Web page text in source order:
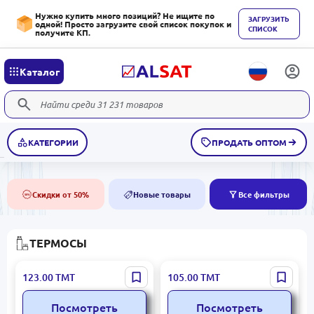
Нужно купить много позиций? Не ищите по
одной! Просто загрузите свой список покупок и
получите КП.
ЗАГРУЗИТЬ
СПИСОК
Каталог
КАТЕГОРИИ ПРОДАТЬ ОПТОМ
50% Скидки от 50% NEW Новые товары Все фильтры
ТЕРМОСЫ
DayDays 2888C-10 |
Вакуумный термос-
кувшин 1,0 л горячее/
холодное нержавеющая
123.00ТМТ
Посмотреть
Little Ding HXA-2311-1 |
Вакуумный термос 1,0 л
нержавеющая сталь
105.00ТМТ
Посмотреть